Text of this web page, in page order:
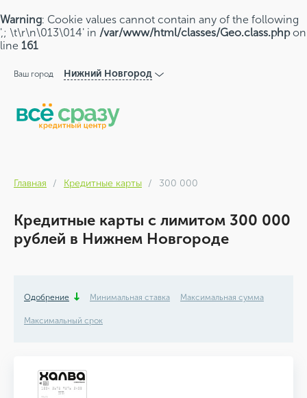
Warning: Cookie values cannot contain any of the following
',; \t\r\n\013\014' in /var/www/html/classes/Geo.class.phpon
line 161
Ваш город Нижний Новгород
Главная Кредитные карты 300 000
Кредитные карты с лимитом 300 000
рублей в Нижнем Новгороде
Одобрение Минимальная ставка Максимальная сумма
Максимальный срок